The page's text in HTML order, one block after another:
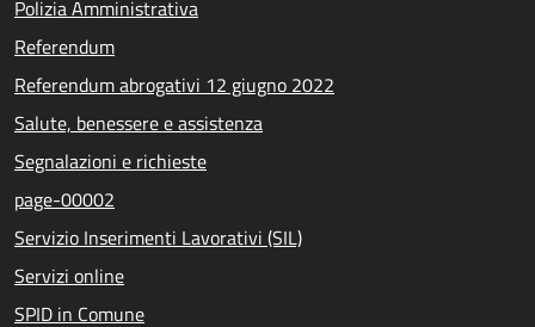
Polizia Amministrativa
Referendum
Referendum abrogativi 12 giugno 2022
Salute, benessere e assistenza
Segnalazioni e richieste
page-00002
Servizio Inserimenti Lavorativi (SIL)
Servizi online
SPID in Comune